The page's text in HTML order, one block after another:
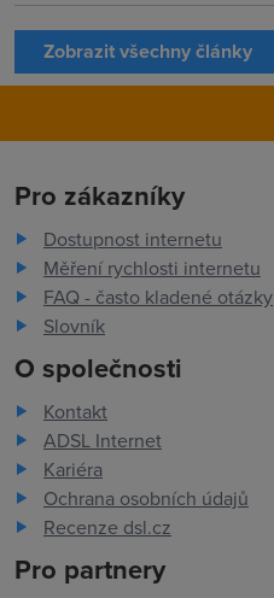
Zobrazit všechny články
Pro zákazníky
Dostupnost internetu
Měření rychlosti internetu
FAQ - často kladené otázky
Slovník
O společnosti
Kontakt
ADSL Internet
Kariéra
Ochrana osobních údajů
Recenze dsl.cz
Pro partnery